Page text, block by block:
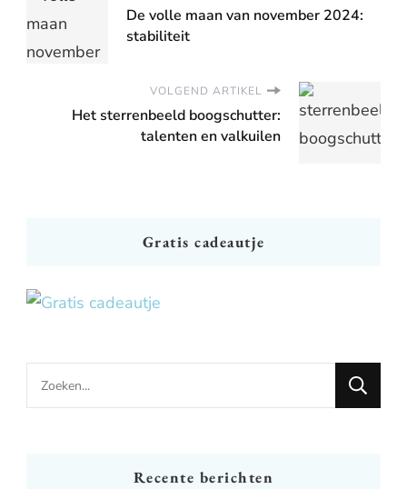
De volle maan van november 2024:
stabiliteit
VOLGEND ARTIKEL
Het sterrenbeeld boogschutter:
talenten en valkuilen
Gratis cadeautje
Looking
for
Recente berichten